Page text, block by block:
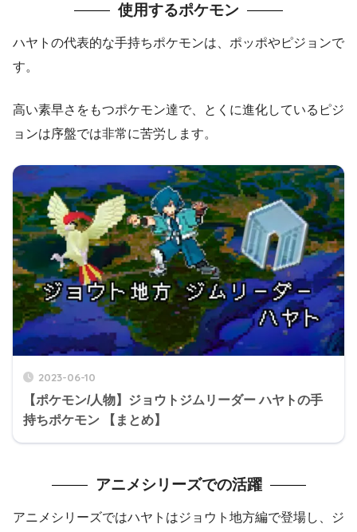
使用するポケモン
ハヤトの代表的な手持ちポケモンは、ポッポやピジョンで
す。
高い素早さをもつポケモン達で、とくに進化しているピジ
ョンは序盤では非常に苦労します。
2023-06-10
【ポケモン/人物】ジョウトジムリーダー ハヤトの手
持ちポケモン 【まとめ】
アニメシリーズでの活躍
アニメシリーズではハヤトはジョウト地方編で登場し、ジ